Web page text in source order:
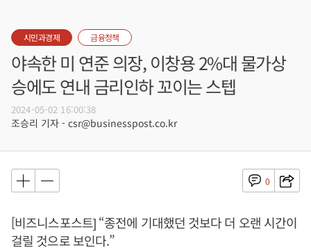
시민과경제 금융정책
야속한 미 연준 의장, 이창용 2%대 물가상
승에도 연내 금리인하 꼬이는 스텝
2024-05-02 16:00:38
조승리 기자 - csr@businesspost.co.kr
0
[비즈니스포스트] “종전에 기대했던 것보다 더 오랜 시간이
걸릴 것으로 보인다.”